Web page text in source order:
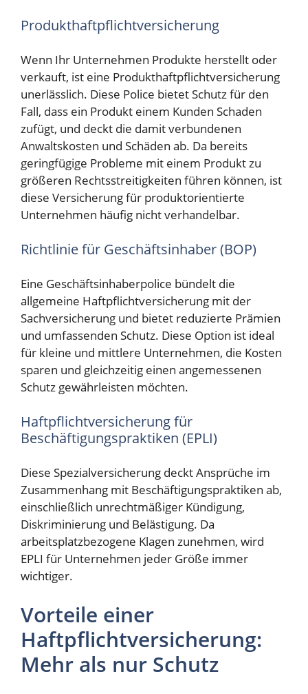
Produkthaftpflichtversicherung
Wenn Ihr Unternehmen Produkte herstellt oder
verkauft, ist eine Produkthaftpflichtversicherung
unerlässlich. Diese Police bietet Schutz für den
Fall, dass ein Produkt einem Kunden Schaden
zufügt, und deckt die damit verbundenen
Anwaltskosten und Schäden ab. Da bereits
geringfügige Probleme mit einem Produkt zu
größeren Rechtsstreitigkeiten führen können, ist
diese Versicherung für produktorientierte
Unternehmen häufig nicht verhandelbar.
Richtlinie für Geschäftsinhaber (BOP)
Eine Geschäftsinhaberpolice bündelt die
allgemeine Haftpflichtversicherung mit der
Sachversicherung und bietet reduzierte Prämien
und umfassenden Schutz. Diese Option ist ideal
für kleine und mittlere Unternehmen, die Kosten
sparen und gleichzeitig einen angemessenen
Schutz gewährleisten möchten.
Haftpflichtversicherung für
Beschäftigungspraktiken (EPLI)
Diese Spezialversicherung deckt Ansprüche im
Zusammenhang mit Beschäftigungspraktiken ab,
einschließlich unrechtmäßiger Kündigung,
Diskriminierung und Belästigung. Da
arbeitsplatzbezogene Klagen zunehmen, wird
EPLI für Unternehmen jeder Größe immer
wichtiger.
Vorteile einer
Haftpflichtversicherung:
Mehr als nur Schutz